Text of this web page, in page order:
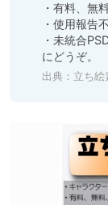
・有料、無
・使用報告
・未統合
にどうぞ。
出典： 立ち